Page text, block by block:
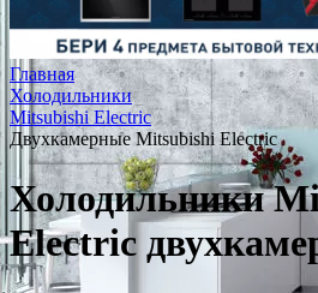
Главная
Холодильники
Mitsubishi Electric
Двухкамерные Mitsubishi Electric
Холодильники
Electric